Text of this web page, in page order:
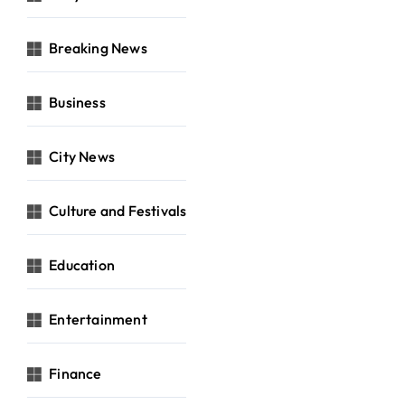
Breaking News
Business
City News
Culture and Festivals
Education
Entertainment
Finance